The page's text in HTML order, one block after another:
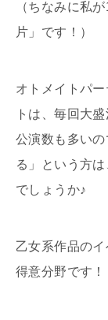
（ちなみに私
片」です！）
オトメイトパ
トは、毎回大
公演数も多い
る」という方
でしょうか♪
乙女系作品の
得意分野です！